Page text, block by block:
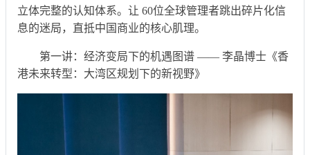
立体完整的认知体系。让 60位全球管理者跳出碎片化信
息的迷局，直抵中国商业的核心肌理。
第一讲：经济变局下的机遇图谱 —— 李晶博士《香
港未来转型：大湾区规划下的新视野》